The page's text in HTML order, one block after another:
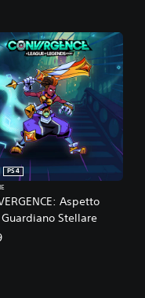
Aspetto
Guardiano Stellare
PS4